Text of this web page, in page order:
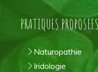
PRATIQUES PROPOSEES
Naturopathie
Iridologie